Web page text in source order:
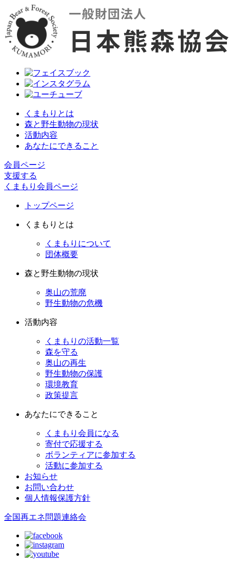
くまもりとは
森と野生動物の現状
活動内容
あなたにできること
会員ページ
支援する
くまもり会員ページ
トップページ
くまもりとは
くまもりについて
団体概要
森と野生動物の現状
奥山の荒廃
野生動物の危機
活動内容
くまもりの活動一覧
森を守る
奥山の再生
野生動物の保護
環境教育
政策提言
あなたにできること
くまもり会員になる
寄付で応援する
ボランティアに参加する
活動に参加する
お知らせ
お問い合わせ
個人情報保護方針
全国再エネ問題連絡会